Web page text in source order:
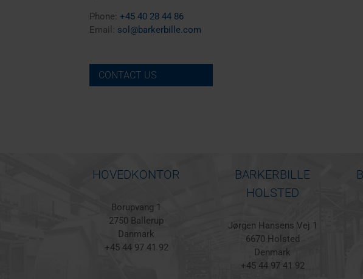
Phone: +45 40 28 44 86
Email: sol@barkerbille.com
CONTACT US
HOVEDKONTOR
Borupvang 1
2750 Ballerup
Danmark
+45 44 97 41 92
BARKERBILLE
HOLSTED
Jørgen Hansens Vej 1
6670 Holsted
Denmark
+45 44 97 41 92